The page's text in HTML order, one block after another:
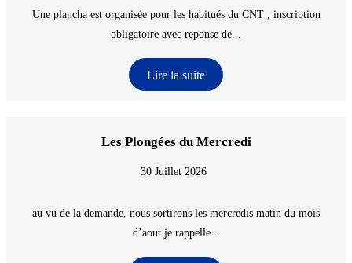
Une plancha est organisée pour les habitués du CNT , inscription
obligatoire avec reponse de...
Lire la suite
Les Plongées du Mercredi
30 Juillet 2026
au vu de la demande, nous sortirons les mercredis matin du mois
d’aout je rappelle...